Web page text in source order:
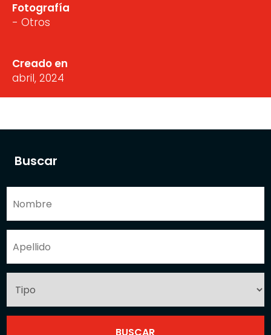
Buscar
Fotografía
- Otros
Creado en
abril, 2024